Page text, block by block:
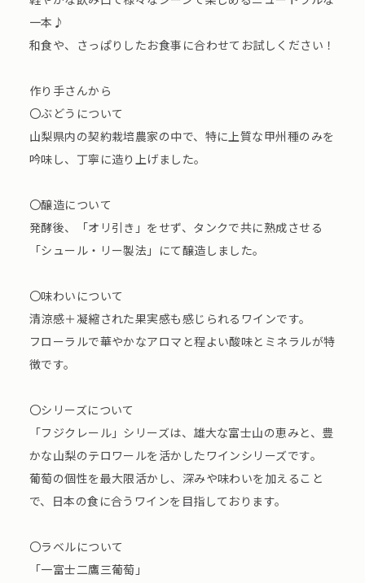
一本♪
和食や、さっぱりしたお食事に合わせてお試しください！
作り手さんから
〇ぶどうについて
山梨県内の契約栽培農家の中で、特に上質な甲州種のみを
吟味し、丁寧に造り上げました。
〇醸造について
発酵後、「オリ引き」をせず、タンクで共に熟成させる
「シュール・リー製法」にて醸造しました。
〇味わいについて
清涼感＋凝縮された果実感も感じられるワインです。
フローラルで華やかなアロマと程よい酸味とミネラルが特
徴です。
〇シリーズについて
「フジクレール」シリーズは、雄大な富士山の恵みと、豊
かな山梨のテロワールを活かしたワインシリーズです。
葡萄の個性を最大限活かし、深みや味わいを加えること
で、日本の食に合うワインを目指しております。
〇ラベルについて
「一富士二鷹三葡萄」